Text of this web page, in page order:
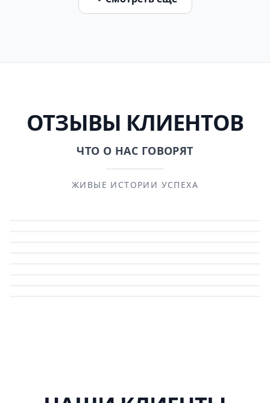
ОТЗЫВЫ КЛИЕНТОВ
ЧТО О НАС ГОВОРЯТ
ЖИВЫЕ ИСТОРИИ УСПЕХА